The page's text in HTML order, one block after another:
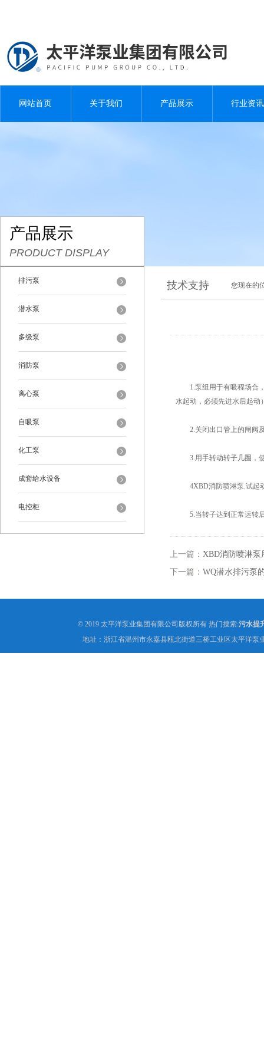
网站首页 关于我们 产品展示 行业资讯
产品展示
PRODUCT DISPLAY
排污泵
潜水泵
多级泵
消防泵
离心泵
自吸泵
化工泵
成套给水设备
电控柜
技术支持 您现在的
1.泵组用于有吸程场合，
水起动，必须先进水后起动
2.关闭出口管上的闸阀及
3.用手转动转子几圈，使
4XBD消防喷淋泵.试起动
5.当转子达到正常运转后
上一篇： XBD消防喷淋泵
下一篇： WQ潜水排污泵
© 2019 太平洋泵业集团有限公司版权所有 热门搜索:污水提
地址：浙江省温州市永嘉县瓯北街道三桥工业区太平洋泵